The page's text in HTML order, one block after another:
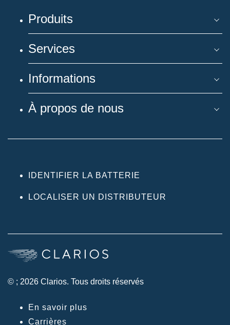
Produits
Services
Informations
À propos de nous
IDENTIFIER LA BATTERIE
LOCALISER UN DISTRIBUTEUR
© ; 2026 Clarios. Tous droits réservés
En savoir plus
Carrières